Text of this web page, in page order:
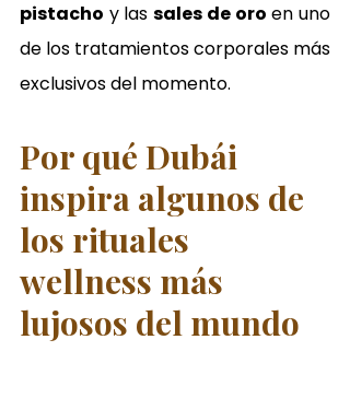
pistacho y las sales de oro en uno
de los tratamientos corporales más
exclusivos del momento.
Por qué Dubái
inspira algunos de
los rituales
wellness más
lujosos del mundo